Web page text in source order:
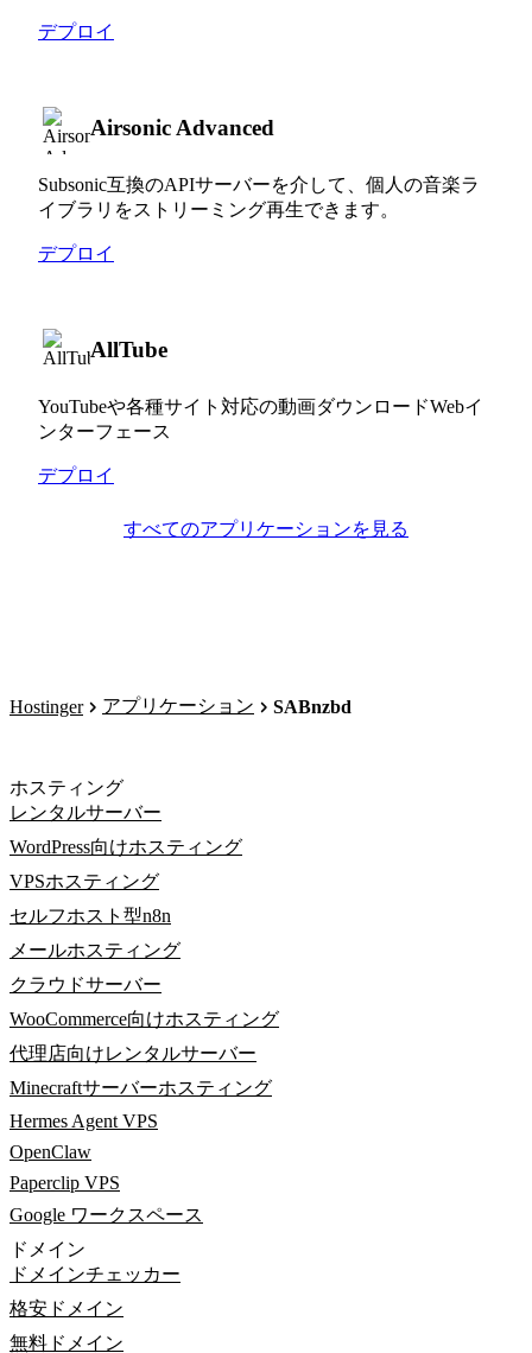
デプロイ
Airsonic Advanced
Subsonic互換のAPIサーバーを介して、個人の音楽ラ
イブラリをストリーミング再生できます。
デプロイ
AllTube
YouTubeや各種サイト対応の動画ダウンロードWebイ
ンターフェース
デプロイ
すべてのアプリケーションを見る
Hostinger アプリケーション SABnzbd
ホスティング
レンタルサーバー
WordPress向けホスティング
VPSホスティング
セルフホスト型n8n
メールホスティング
クラウドサーバー
WooCommerce向けホスティング
代理店向けレンタルサーバー
Minecraftサーバーホスティング
Hermes Agent VPS
OpenClaw
Paperclip VPS
Google ワークスペース
ドメイン
ドメインチェッカー
格安ドメイン
無料ドメイン